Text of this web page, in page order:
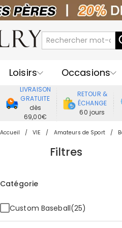
Loisirs
Occasions
Destinataires
Nouveaux
Vêtement
LIVRAISON
GRATUITE
dès
69,00€
RETOUR &
ÉCHANGE
60 jours
Accueil VIE Amateurs de Sport
Filtres
Catégorie
Custom Baseball(25)